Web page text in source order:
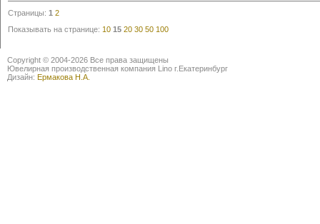
Страницы: 1 2
Показывать на странице: 10 15 20 30 50 100
Copyright © 2004-2026 Все права защищены
Ювелирная производственная компания Lino г.Екатеринбург
Дизайн: Ермакова Н.А.